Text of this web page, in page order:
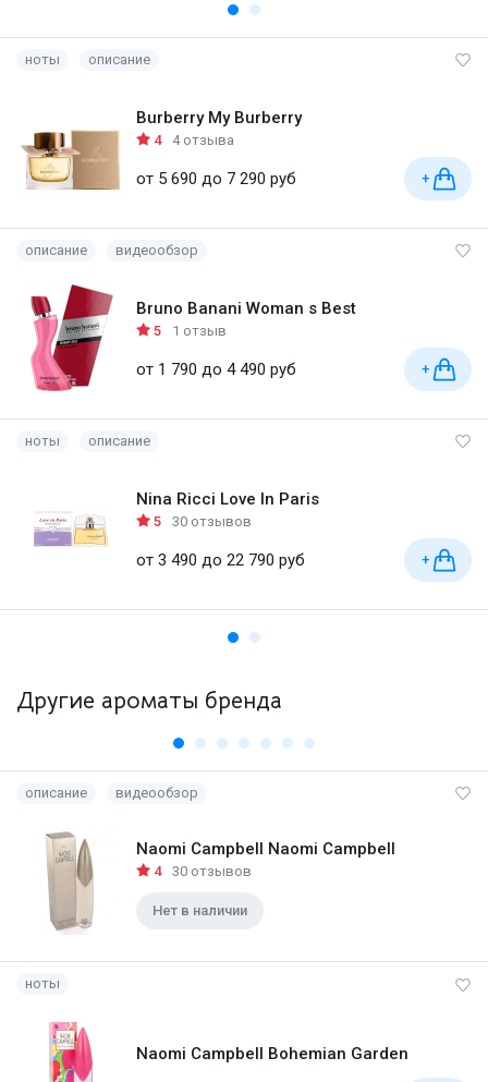
ноты описание
Burberry My Burberry
4 4 отзыва
от 5 690 до 7 290 руб +
описание видеообзор
Bruno Banani Woman s Best
5 1 отзыв
от 1 790 до 4 490 руб +
ноты описание
Nina Ricci Love In Paris
5 30 отзывов
от 3 490 до 22 790 руб +
Другие ароматы бренда
описание видеообзор
Naomi Campbell Naomi Campbell
4 30 отзывов
Нет в наличии
ноты
Naomi Campbell Bohemian Garden